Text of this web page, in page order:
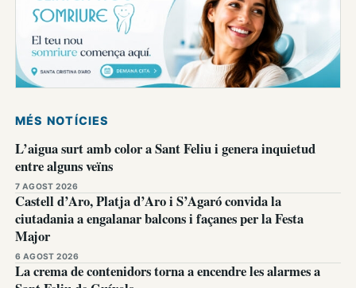
MÉS NOTÍCIES
L’aigua surt amb color a Sant Feliu i genera inquietud
entre alguns veïns
7 AGOST 2026
Castell d’Aro, Platja d’Aro i S’Agaró convida la
ciutadania a engalanar balcons i façanes per la Festa
Major
6 AGOST 2026
La crema de contenidors torna a encendre les alarmes a